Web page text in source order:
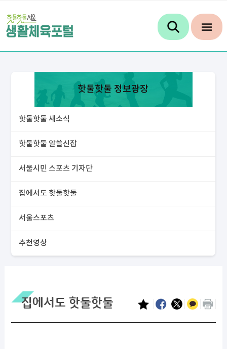
핫둘핫둘 정보광장
핫둘핫둘 새소식
핫둘핫둘 알쓸신잡
서울시민 스포츠 기자단
집에서도 핫둘핫둘
서울스포츠
추천영상
집에서도 핫둘핫둘